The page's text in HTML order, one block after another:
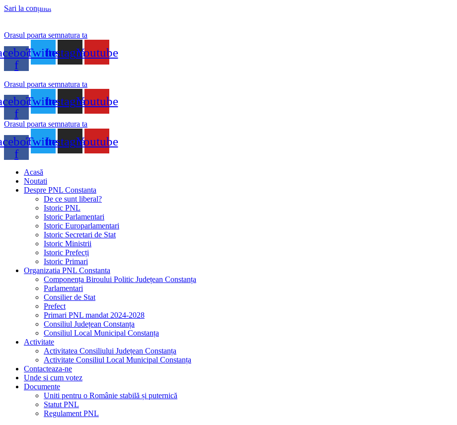
Sari la conținut
Orasul poarta semnatura ta
f
TwitterInstagramYoutube
Orasul poarta semnatura ta
f
TwitterInstagramYoutube
Orasul poarta semnatura ta
f
TwitterInstagramYoutube
Acasă
Noutati
Despre PNL Constanta
De ce sunt liberal?
Istoric PNL
Istoric Parlamentari
Istoric Europarlamentari
Istoric Secretari de Stat
Istoric Ministrii
Istoric Prefecți
Istoric Primari
Organizatia PNL Constanta
Componența Biroului Politic Județean Constanța
Parlamentari
Consilier de Stat
Prefect
Primari PNL mandat 2024-2028
Consiliul Județean Constanța
Consiliul Local Municipal Constanța
Activitate
Activitatea Consiliului Județean Constanța
Activitate Consiliul Local Municipal Constanța
Contacteaza-ne
Unde si cum votez
Documente
Uniti pentru o Românie stabilă și puternică
Statut PNL
Regulament PNL